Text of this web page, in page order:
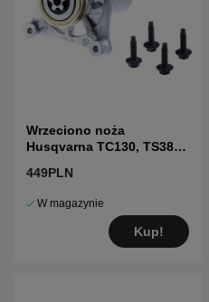
Wrzeciono noża
Husqvarna TC130, TS38,
inne
449PLN
W magazynie
Kup!